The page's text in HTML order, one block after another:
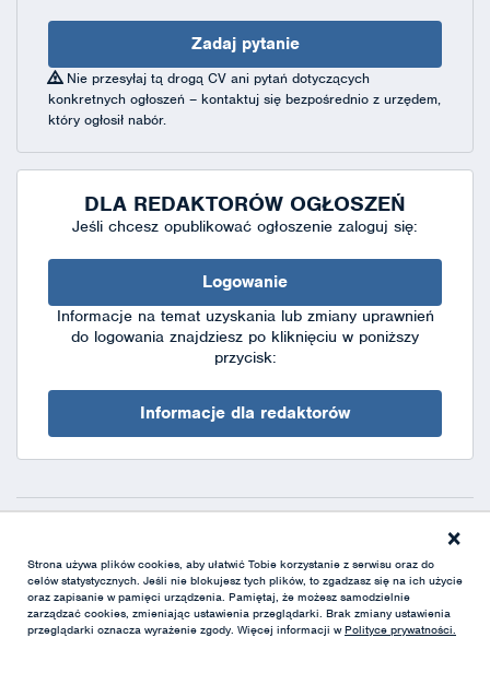
Zadaj pytanie
Nie przesyłaj tą drogą CV ani pytań dotyczących
konkretnych ogłoszeń – kontaktuj się bezpośrednio z urzędem,
który ogłosił nabór.
DLA REDAKTORÓW OGŁOSZEŃ
Jeśli chcesz opublikować ogłoszenie zaloguj się:
Logowanie
Informacje na temat uzyskania lub zmiany uprawnień
do logowania znajdziesz po kliknięciu w poniższy
przycisk:
Informacje dla redaktorów
XML
Strona używa plików cookies, aby ułatwić Tobie korzystanie z serwisu oraz do
celów statystycznych. Jeśli nie blokujesz tych plików, to zgadzasz się na ich użycie
oraz zapisanie w pamięci urządzenia. Pamiętaj, że możesz samodzielnie
zarządzać cookies, zmieniając ustawienia przeglądarki. Brak zmiany ustawienia
przeglądarki oznacza wyrażenie zgody. Więcej informacji wPolityce prywatności.
×